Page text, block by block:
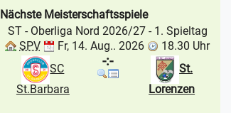
Nächste Meisterschaftsspiele
ST - Oberliga Nord 2026/27- 1. Spieltag
SPV
Fr, 14. Aug.. 2026
18.30 Uhr
SC
St.Barbara
St.
Lorenzen
-:-